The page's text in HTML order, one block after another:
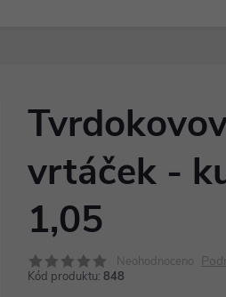
vrtáček -
1,05
Neohodnoceno
Kód produktu: 848